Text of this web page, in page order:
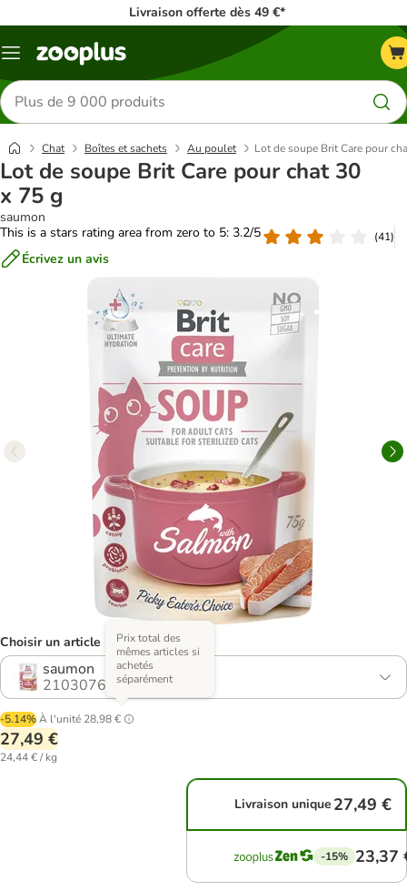
Livraison offerte dès 49 €*
Menu
Rechercher
des
produits
Chat Boîtes et sachets Au poulet Lot de soupe Brit Care pour
Lot de soupe Brit Care pour chat 30
x 75 g
saumon
This is a stars rating area from zero to 5: 3.2/5
(41)
Écrivez un avis
Choisir un article (4 variantes)
saumon
2103076.2
-5.14%À l'unité 28,98 €
Prix total des
mêmes articles si
achetés
séparément
27,49 €
24,44 € / kg
Livraison unique 27,49 €
-15% 23,37